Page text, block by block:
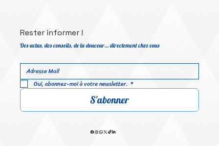
Rester informer !
Des actus, des conseils, de la douceur… directement chez vous
Oui, abonnez-moi à votre newsletter. *
S'abonner